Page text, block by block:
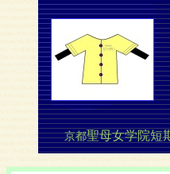
京都聖母女学院短